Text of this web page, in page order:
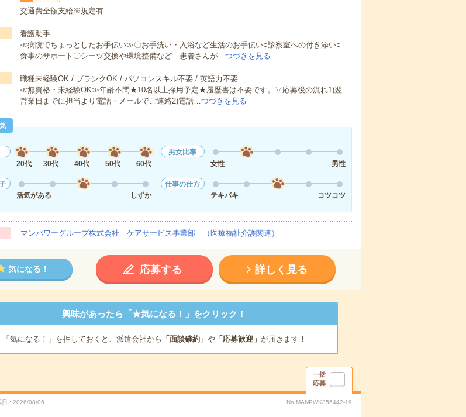
交通費全額支給※規定有
看護助手
≪病院でちょっとしたお手伝い≫〇お手洗い・入浴など生活のお手伝い○診察室への付き添い○
食事のサポート〇シーツ交換や環境整備など…患者さんが…つづきを見る
職種未経験OK / ブランクOK / パソコンスキル不要 / 英語力不要
≪無資格・未経験OK≫年齢不問★10名以上採用予定★履歴書は不要です。▽応募後の流れ1)翌
営業日までに担当より電話・メールでご連絡2)電話…つづきを見る
20代
30代 40代 50代 60代
男女比率
女性
男性
活気がある
しずか
仕事の仕方
テキパキ
コツコツ
マンパワーグループ株式会社 ケアサービス事業部 （医療福祉介護関連）
気になる！ 応募する 詳しく見る
興味があったら「★気になる！」をクリック！
「気になる！」を押しておくと、派遣会社から 「面談確約」 や「応募歓迎」 が届きます！
一括
応募
2026/08/06 No.MANPWK856442-19